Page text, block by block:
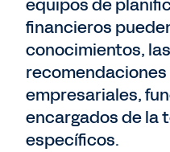
equipos de
financieros
conocimientos,
empresariales,
encargados de la
específicos.